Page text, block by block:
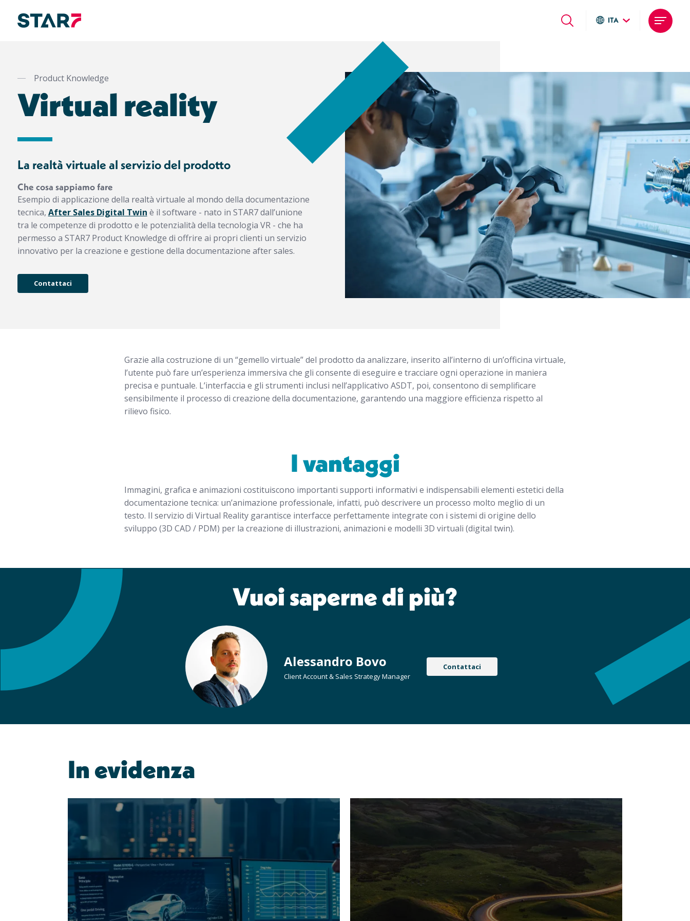
contenuto
ITA
United States
Argentina
Product Knowledge
Virtual reality
La realtà virtuale al servizio del prodotto
Che cosa sappiamo fare
Esempio di applicazione della realtà virtuale al mondo della documentazione
tecnica, After Sales Digital Twin è il software - nato in STAR7 dall’unione
tra le competenze di prodotto e le potenzialità della tecnologia VR - che ha
permesso a STAR7 Product Knowledge di offrire ai propri clienti un servizio
innovativo per la creazione e gestione della documentazione after sales.
Contattaci
Grazie alla costruzione di un “gemello virtuale” del prodotto da analizzare, inserito all’interno di un’officina virtuale,
l’utente può fare un’esperienza immersiva che gli consente di eseguire e tracciare ogni operazione in maniera
precisa e puntuale. L’interfaccia e gli strumenti inclusi nell’applicativo ASDT, poi, consentono di semplificare
sensibilmente il processo di creazione della documentazione, garantendo una maggiore efficienza rispetto al
rilievo fisico.
I vantaggi
Immagini, grafica e animazioni costituiscono importanti supporti informativi e indispensabili elementi estetici della
documentazione tecnica: un’animazione professionale, infatti, può descrivere un processo molto meglio di un
testo. Il servizio di Virtual Reality garantisce interfacce perfettamente integrate con i sistemi di origine dello
sviluppo (3D CAD / PDM) per la creazione di illustrazioni, animazioni e modelli 3D virtuali (digital twin).
Vuoi saperne di più?
Alessandro Bovo
Client Account & Sales Strategy Manager
Contattaci
In evidenza